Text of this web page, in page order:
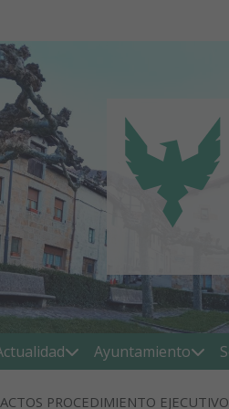
Ayuntamiento
PROCEDIMIENTO